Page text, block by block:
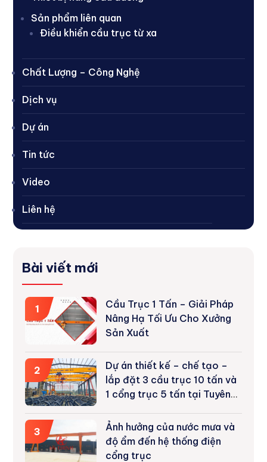
Sản phẩm liên quan
Điều khiển cầu trục từ xa
Chất Lượng – Công Nghệ
Dịch vụ
Dự án
Tin tức
Video
Liên hệ
Bài viết mới
1
Cầu Trục 1 Tấn – Giải Pháp
Nâng Hạ Tối Ưu Cho Xưởng
Sản Xuất
2
Dự án thiết kế – chế tạo –
lắp đặt 3 cầu trục 10 tấn và
1 cổng trục 5 tấn tại Tuyên
3
Ảnh hưởng của nước mưa và
độ ẩm đến hệ thống điện
cổng trục